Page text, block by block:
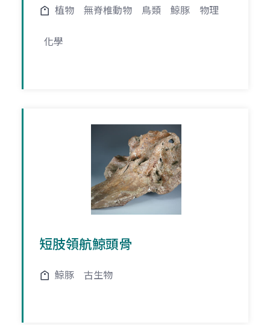
植物 無脊椎動物 鳥類 鯨豚 物理
化學
短肢領航鯨頭骨
鯨豚 古生物